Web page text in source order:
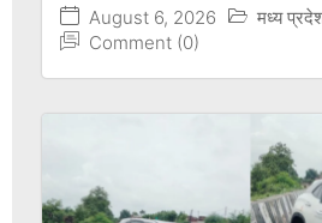
August 6, 2026
मध्य
Comment (0)